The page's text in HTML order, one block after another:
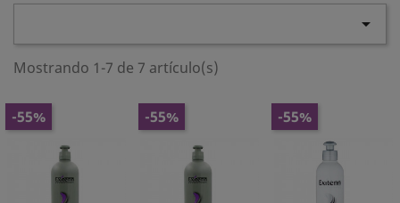

Mostrando 1-7 de 7 artículo(s)
-55% -55% -55%